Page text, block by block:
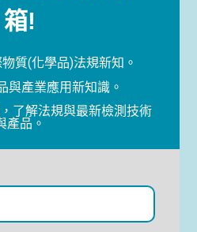
箱!
質(化學品)法規新知。
與產業應用新知識。
了解法規與最新檢測技術
產品。